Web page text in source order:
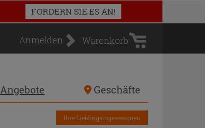
FORDERN SIE ES AN!
Anmelden
Warenkorb
Warenkorb
Angebote Geschäfte
Ihre Lieblingsimpressionen